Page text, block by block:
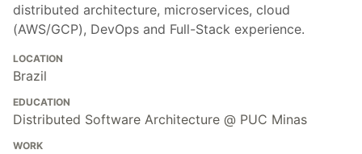
distributed architecture, microservices, cloud
(AWS/GCP), DevOps and Full-Stack experience.
LOCATION
Brazil
EDUCATION
Distributed Software Architecture @ PUC Minas
WORK